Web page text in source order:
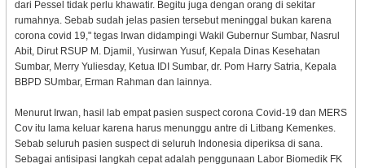
dari Pessel tidak perlu khawatir. Begitu juga dengan orang di sekitar
rumahnya. Sebab sudah jelas pasien tersebut meninggal bukan karena
corona covid 19," tegas Irwan didampingi Wakil Gubernur Sumbar, Nasrul
Abit, Dirut RSUP M. Djamil, Yusirwan Yusuf, Kepala Dinas Kesehatan
Sumbar, Merry Yuliesday, Ketua IDI Sumbar, dr. Pom Harry Satria, Kepala
BBPD SUmbar, Erman Rahman dan lainnya.
Menurut Irwan, hasil lab empat pasien suspect corona Covid-19 dan MERS
Cov itu lama keluar karena harus menunggu antre di Litbang Kemenkes.
Sebab seluruh pasien suspect di seluruh Indonesia diperiksa di sana.
Sebagai antisipasi langkah cepat adalah penggunaan Labor Biomedik FK